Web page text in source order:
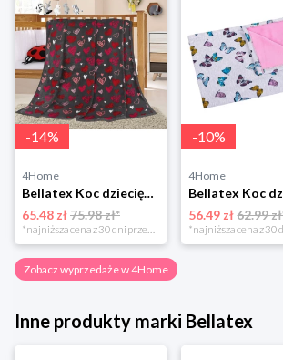
-14%
4Home
Bellatex Koc dziecięcy Ella Serduszka, 100 x 155 cm
65.48 zł75.98 zł*
-10%
4Home
56.49 zł 62.99
Zobacz wyprzedaże w 4Home
Inne produkty marki Bellatex